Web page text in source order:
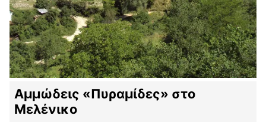
Αμμώδεις «Πυραμίδες» στο
Μελένικο